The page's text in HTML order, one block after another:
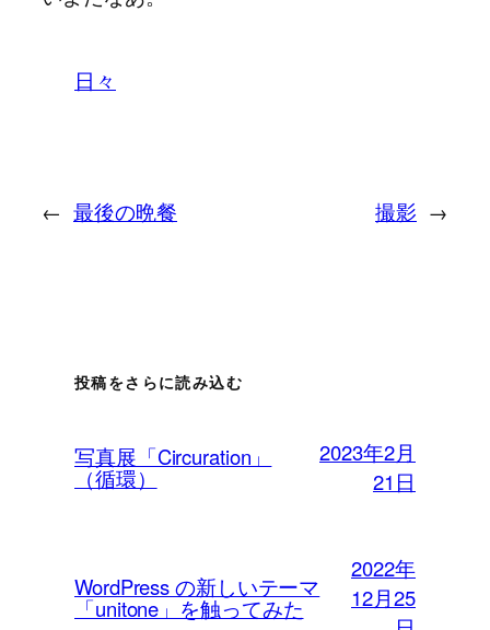
日々
← 最後の晩餐 撮影 →
投稿をさらに読み込む
写真展「Circuration」
（循環）
2023年2月
21日
WordPress の新しいテーマ
「unitone」を触ってみた
2022年
12月25